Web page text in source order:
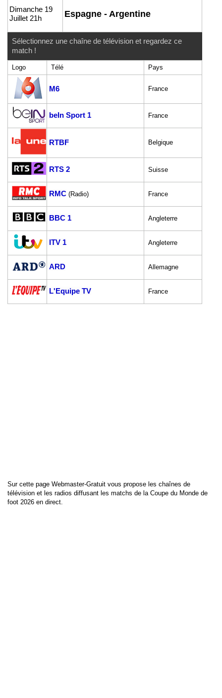
Dimanche 19
Juillet 21h
Espagne - Argentine
Sélectionnez une chaîne de télévision et regardez ce
match !
Logo Télé Pays
M6 France
beIn Sport 1 France
RTBF Belgique
RTS 2 Suisse
RMC (Radio) France
BBC 1 Angleterre
ITV 1 Angleterre
ARD Allemagne
L'Equipe TV France
Sur cette page Webmaster-Gratuit vous propose les chaînes de
télévision et les radios diffusant les matchs de la Coupe du Monde de
foot 2026 en direct.